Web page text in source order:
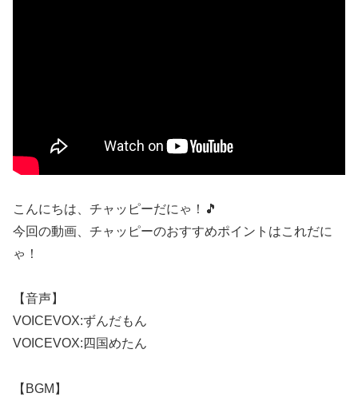
こんにちは、チャッピーだにゃ！🎵
今回の動画、チャッピーのおすすめポイントはこれだに
ゃ！
【音声】
VOICEVOX:ずんだもん
VOICEVOX:四国めたん
【BGM】